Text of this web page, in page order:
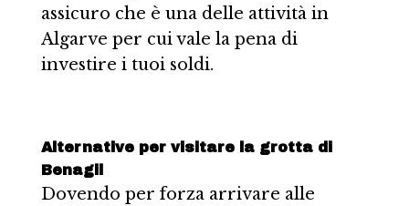
assicuro che è una delle attività in
Algarve per cui vale la pena di
investire i tuoi soldi.
Alternative per visitare la grotta di
Benagil
Dovendo per forza arrivare alle